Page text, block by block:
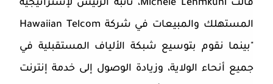
قالت Michele Lehmkuhl، نائبة الرئيس لإستراتيجية
المستهلك والمبيعات في شركة Hawaiian Telcom
"بينما نقوم بتوسيع شبكة الألياف المستقبلية في
جميع أنحاء الولاية، وزيادة الوصول إلى خدمة إنترنت